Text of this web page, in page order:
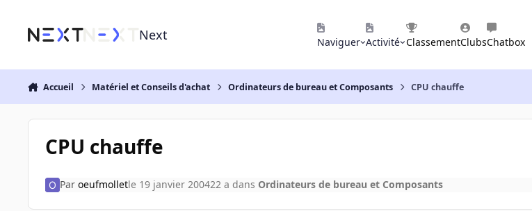
Next Naviguer Activité ClassementClubsChatbox
Accueil Matériel et Conseils d'achat Ordinateurs de bureau et Composants CPU chauffe
CPU chauffe
Par oeufmolletle 19 janvier 200422 a dans Ordinateurs de bureau et Composants